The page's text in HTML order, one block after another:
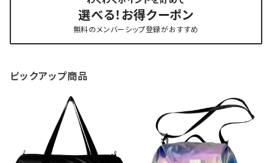
選べる！お得クーポン
無料のメンバーシップ登録がおすすめ
ピックアップ商品